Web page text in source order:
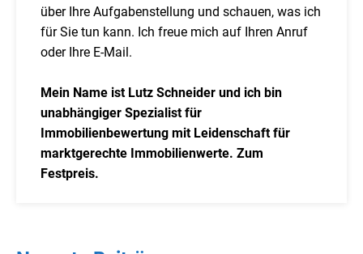
über Ihre Aufgabenstellung und schauen, was ich
für Sie tun kann. Ich freue mich auf Ihren Anruf
oder Ihre E-Mail.
Mein Name ist Lutz Schneider und ich bin
unabhängiger Spezialist für
Immobilienbewertung mit Leidenschaft für
marktgerechte Immobilienwerte. Zum
Festpreis.